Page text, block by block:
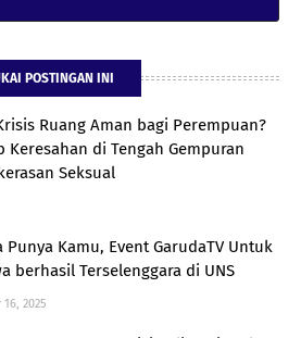
POSTINGAN INI
Ruang Aman bagi Perempuan?
Keresahan di Tengah Gempuran
Seksual
Punya Kamu, Event GarudaTV Untuk
berhasil Terselenggara di UNS
2025